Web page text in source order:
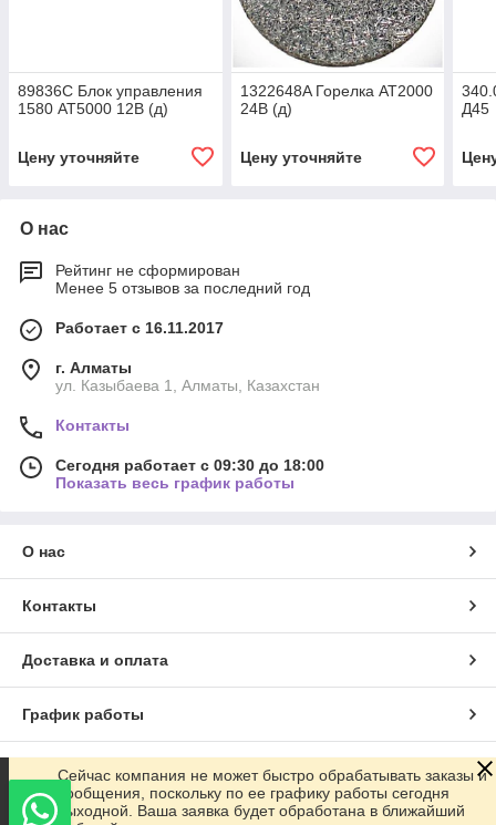
89836C Блок управления
1580 АТ5000 12В (д)
Цену уточняйте
1322648A Горелка AT2000
24В (д)
Цену уточняйте
Д45
О нас
Рейтинг не сформирован
Менее 5 отзывов за последний год
Работает с 16.11.2017
г. Алматы
ул. Казыбаева 1, Алматы, Казахстан
Контакты
Сегодня работает с 09:30 до 18:00
Показать весь график работы
О нас
Контакты
Доставка и оплата
График работы
Полная версия сайта
Сейчас компания не может быстро обрабатывать заказы и
сообщения, поскольку по ее графику работы сегодня
выходной. Ваша заявка будет обработана в ближайший